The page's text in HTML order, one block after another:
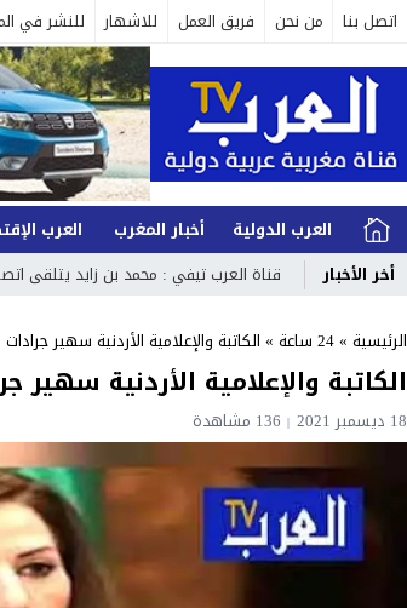
اتصل بنا من نحن فريق العمل للاشهار للنشر في
العرب الدولية أخبار المغرب العرب
أخر الأخبار
قناة العرب تيفي : محمد بن زايد يتلقى
الرئيسية »24 ساعة » الكاتبة والإعلامية الأردنية سهير
الكاتبة والإعلامية الأردنية سهير
18 ديسمبر 2021 136 مشاهدة